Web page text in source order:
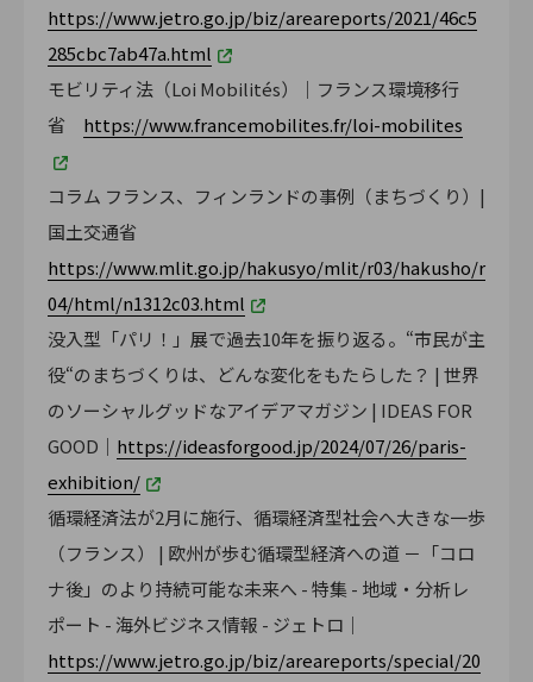
https://www.jetro.go.jp/biz/areareports/2021/46c5
285cbc7ab47a.html
モビリティ法（Loi Mobilités）｜フランス環境移行
省 https://www.francemobilites.fr/loi-mobilites
コラム フランス、フィンランドの事例（まちづくり）|
国土交通省
https://www.mlit.go.jp/hakusyo/mlit/r03/hakusho/r
04/html/n1312c03.html
没入型「パリ！」展で過去10年を振り返る。“市民が主
役“のまちづくりは、どんな変化をもたらした？ | 世界
のソーシャルグッドなアイデアマガジン | IDEAS FOR
GOOD｜ https://ideasforgood.jp/2024/07/26/paris-
exhibition/
循環経済法が2月に施行、循環経済型社会へ大きな一歩
（フランス） | 欧州が歩む循環型経済への道 －「コロ
ナ後」のより持続可能な未来へ - 特集 - 地域・分析レ
ポート - 海外ビジネス情報 - ジェトロ｜
https://www.jetro.go.jp/biz/areareports/special/20